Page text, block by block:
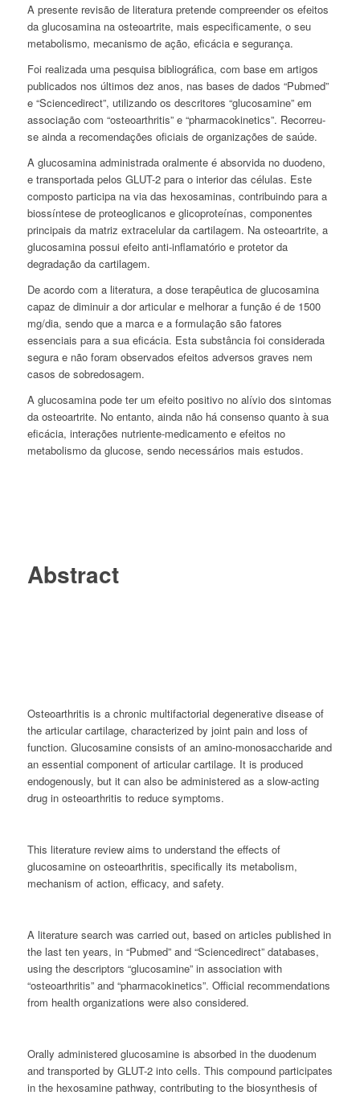
A presente revisão de literatura pretende compreender os efeitos
da glucosamina na osteoartrite, mais especificamente, o seu
metabolismo, mecanismo de ação, eficácia e segurança.
Foi realizada uma pesquisa bibliográfica, com base em artigos
publicados nos últimos dez anos, nas bases de dados “Pubmed”
e “Sciencedirect”, utilizando os descritores “glucosamine” em
associação com “osteoarthritis” e “pharmacokinetics”. Recorreu-
se ainda a recomendações oficiais de organizações de saúde.
A glucosamina administrada oralmente é absorvida no duodeno,
e transportada pelos GLUT-2 para o interior das células. Este
composto participa na via das hexosaminas, contribuindo para a
biossíntese de proteoglicanos e glicoproteínas, componentes
principais da matriz extracelular da cartilagem. Na osteoartrite, a
glucosamina possui efeito anti-inflamatório e protetor da
degradação da cartilagem.
De acordo com a literatura, a dose terapêutica de glucosamina
capaz de diminuir a dor articular e melhorar a função é de 1500
mg/dia, sendo que a marca e a formulação são fatores
essenciais para a sua eficácia. Esta substância foi considerada
segura e não foram observados efeitos adversos graves nem
casos de sobredosagem.
A glucosamina pode ter um efeito positivo no alívio dos sintomas
da osteoartrite. No entanto, ainda não há consenso quanto à sua
eficácia, interações nutriente-medicamento e efeitos no
metabolismo da glucose, sendo necessários mais estudos.
Abstract
Osteoarthritis is a chronic multifactorial degenerative disease of
the articular cartilage, characterized by joint pain and loss of
function. Glucosamine consists of an amino-monosaccharide and
an essential component of articular cartilage. It is produced
endogenously, but it can also be administered as a slow-acting
drug in osteoarthritis to reduce symptoms.
This literature review aims to understand the effects of
glucosamine on osteoarthritis, specifically its metabolism,
mechanism of action, efficacy, and safety.
A literature search was carried out, based on articles published in
the last ten years, in “Pubmed” and “Sciencedirect” databases,
using the descriptors “glucosamine” in association with
“osteoarthritis” and “pharmacokinetics”. Official recommendations
from health organizations were also considered.
Orally administered glucosamine is absorbed in the duodenum
and transported by GLUT-2 into cells. This compound participates
in the hexosamine pathway, contributing to the biosynthesis of